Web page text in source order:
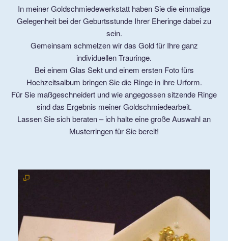
In meiner Goldschmiedewerkstatt haben Sie die einmalige
Gelegenheit bei der Geburtsstunde Ihrer Eheringe dabei zu
sein.
Gemeinsam schmelzen wir das Gold für Ihre ganz
individuellen Trauringe.
Bei einem Glas Sekt und einem ersten Foto fürs
Hochzeitsalbum bringen Sie die Ringe in ihre Urform.
Für Sie maßgeschneidert und wie angegossen sitzende Ringe
sind das Ergebnis meiner Goldschmiedearbeit.
Lassen Sie sich beraten – ich halte eine große Auswahl an
Musterringen für Sie bereit!